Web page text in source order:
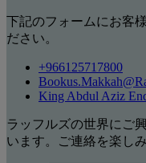
下記のフォームにお客
ださい。
+966125717800
King Abdul Aziz
ラッフルズの世界にご
います。ご連絡を楽し